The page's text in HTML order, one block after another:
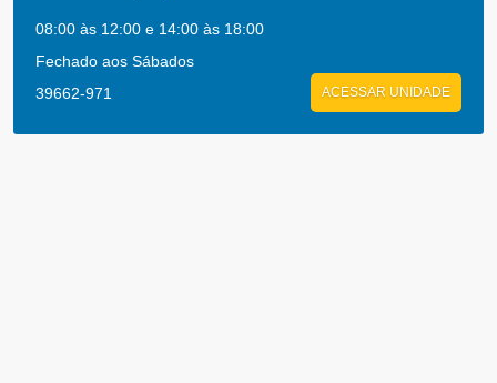
08:00 às 12:00 e 14:00 às 18:00
Fechado aos Sábados
39662-971
ACESSAR UNIDADE